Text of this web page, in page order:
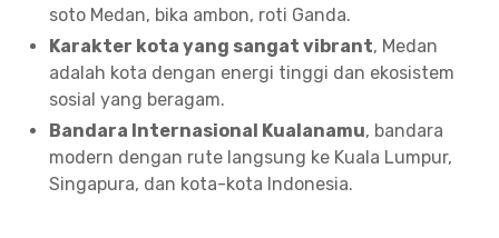
soto Medan, bika ambon, roti Ganda.
Karakter kota yang sangat vibrant, Medan
adalah kota dengan energi tinggi dan ekosistem
sosial yang beragam.
Bandara Internasional Kualanamu, bandara
modern dengan rute langsung ke Kuala Lumpur,
Singapura, dan kota-kota Indonesia.